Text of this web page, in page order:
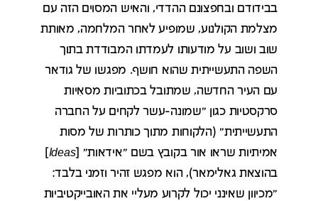
בבידודם ובחפצונם ההדדי, והאיש המסוים הזה עם
מצלמת הקולנוע, שמופיע לאחר המלחמה, מאותת
שוב ושוב על מודעותו לעמדתו המבודדת בתוך
השפה התעשייתית שהוא חושף. מפגשו של גודאר
עם העיר החדשה, שמתובל בכתוביות מסאִיות
סרקסטיות כגון "שמונה-עשר לקחים על החברה
התעשייתית" (הלקוחות מתוך כותרות של מסות
אמיתיות שראו אור בקובץ בשם "אידאות" [Ideas
בהוצאת גאלימאר), הוא מפגש זהיר וזמני בלבד:
"מכיוון שאינני יכול לקרוע מעליי את האובייקטיביות